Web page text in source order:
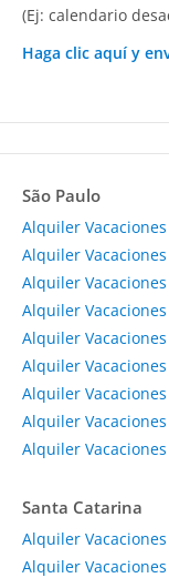
(Ej: calendario
Haga clic aquí y
São Paulo
Alquiler
Alquiler
Alquiler
Alquiler
Alquiler
Alquiler
Alquiler
Alquiler
Alquiler
Santa Catarina
Alquiler
Alquiler